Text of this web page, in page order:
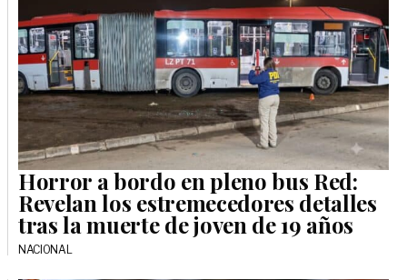
Horror a bordo en pleno bus Red:
Revelan los estremecedores detalles
tras la muerte de joven de 19 años
NACIONAL